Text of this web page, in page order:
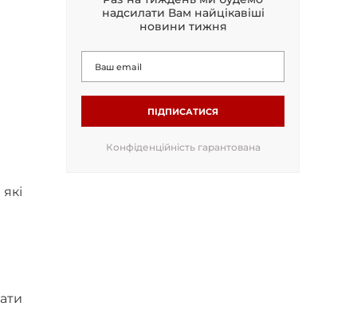
надсилати Вам найцікавіші
новини тижня
ПІДПИСАТИСЯ
Конфіденційність гарантована